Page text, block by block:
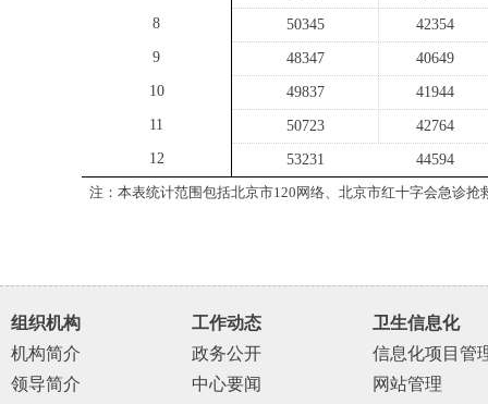
8
50345
42354
9
48347
40649
10
49837
41944
11
50723
42764
12
53231
44594
注：本表统计范围包括北京市120 网络、北京市红十字会急诊抢
组织机构
机构简介
领导简介
工作动态
政务公开
中心要闻
卫生信息化
信息化项目管
网站管理